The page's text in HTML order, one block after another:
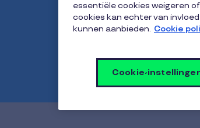
essentiële cookies weigeren
cookies kan echter van
kunnen aanbieden. Cookie
Cookie-